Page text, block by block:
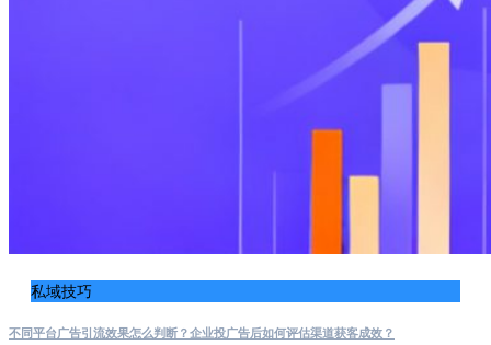
私域技巧
不同平台广告引流效果怎么判断？企业投广告后如何评估渠道获客成效？